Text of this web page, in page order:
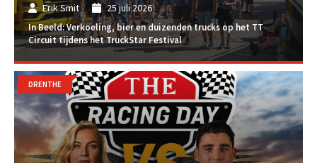
Erik Smit 25 juli 2026
In Beeld: Verkoeling, bier en duizenden trucks op het TT
Circuit tijdens het TruckStar Festival
DRENTHE